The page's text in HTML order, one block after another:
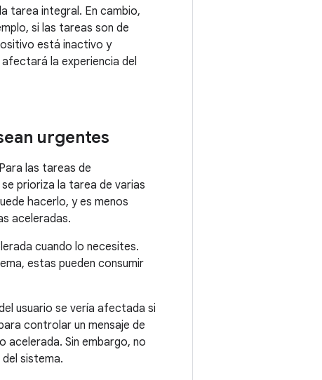
tarea integral. En cambio,
si las tareas son de
está inactivo y
la experiencia del
urgentes
las tareas de
prioriza la tarea de varias
hacerlo, y es menos
aceleradas.
cuando lo necesites.
estas pueden consumir
usuario se vería afectada si
controlar un mensaje de
acelerada. Sin embargo, no
sistema.